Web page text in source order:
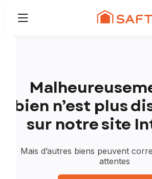
bien n’est plus
sur notre site
Mais d’autres biens peuvent
attentes